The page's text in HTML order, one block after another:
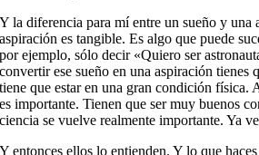
Y la diferencia para mí entre un sueño y una
aspiración es tangible. Es algo que puede
por ejemplo, sólo decir «Quiero ser
convertir ese sueño en una aspiración tienes
tiene que estar en una gran condición física.
es importante. Tienen que ser muy buenos
ciencia se vuelve realmente importante. Ya
Y entonces ellos lo entienden. Y lo que